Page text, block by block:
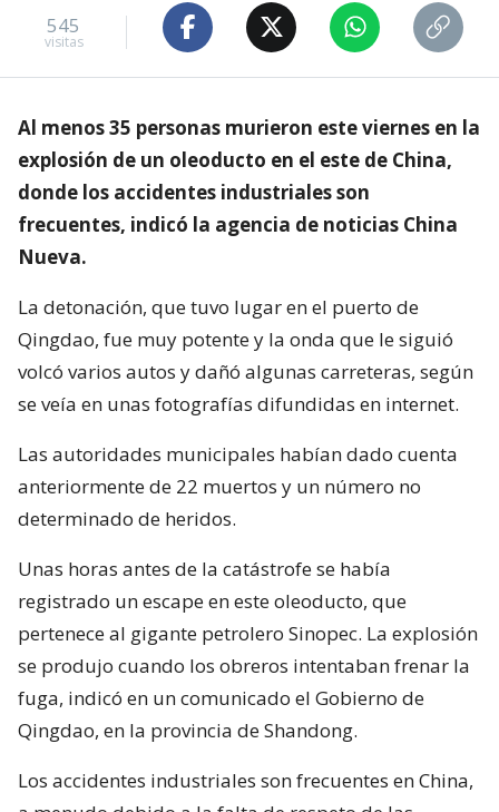
545
visitas
Al menos 35 personas murieron este viernes en la
explosión de un oleoducto en el este de China,
donde los accidentes industriales son
frecuentes, indicó la agencia de noticias China
Nueva.
La detonación, que tuvo lugar en el puerto de
Qingdao, fue muy potente y la onda que le siguió
volcó varios autos y dañó algunas carreteras, según
se veía en unas fotografías difundidas en internet.
Las autoridades municipales habían dado cuenta
anteriormente de 22 muertos y un número no
determinado de heridos.
Unas horas antes de la catástrofe se había
registrado un escape en este oleoducto, que
pertenece al gigante petrolero Sinopec. La explosión
se produjo cuando los obreros intentaban frenar la
fuga, indicó en un comunicado el Gobierno de
Qingdao, en la provincia de Shandong.
Los accidentes industriales son frecuentes en China,